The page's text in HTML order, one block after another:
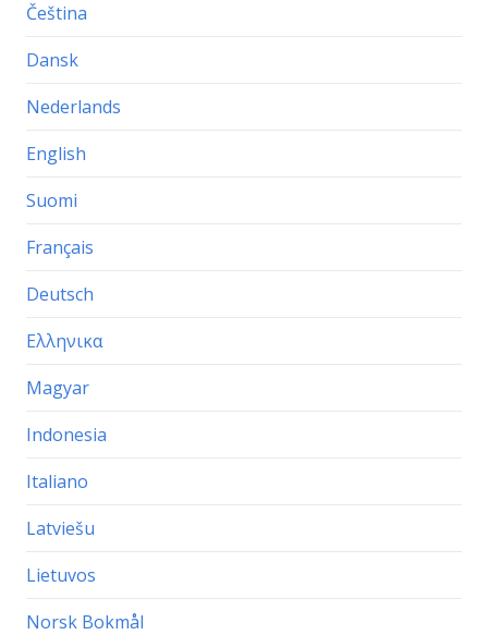
Čeština
Dansk
Nederlands
English
Suomi
Français
Deutsch
Ελληνικα
Magyar
Indonesia
Italiano
Latviešu
Lietuvos
Norsk Bokmål